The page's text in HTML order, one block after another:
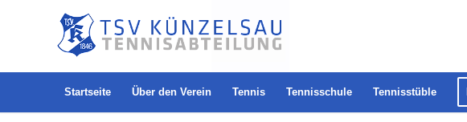
Startseite Über den Verein Tennis Tennisschule Tennisstüble